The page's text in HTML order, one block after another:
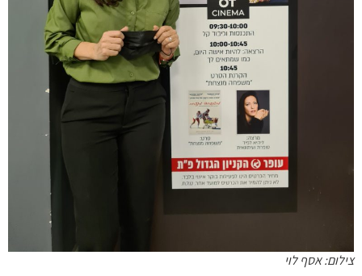
צילום: אסף לוי